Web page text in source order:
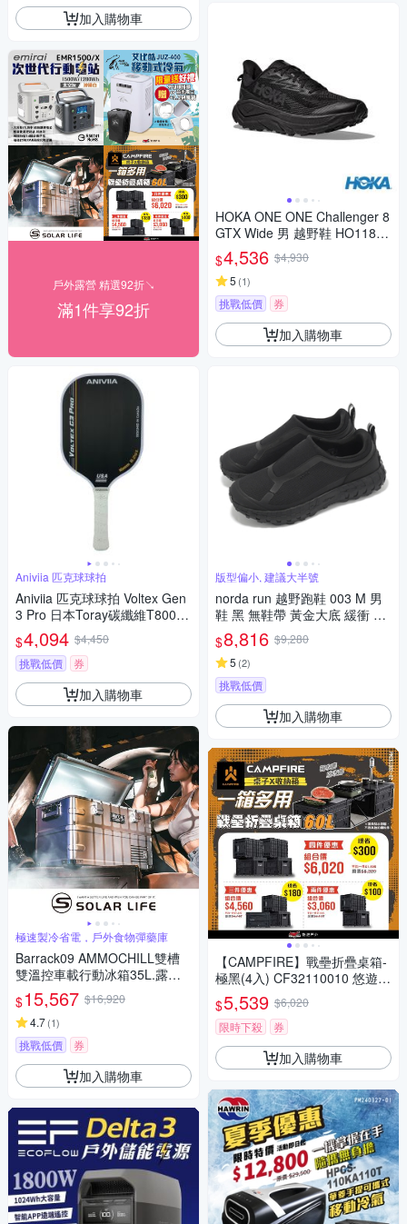
加入購物車
戶外露營 精選92折↘
滿1件享92折
Aniviia 匹克球球拍
Aniviia 匹克球球拍 Voltex Gen
3 Pro 日本Toray碳纖維T800s
附拍套
$4,094 $4,450
挑戰低價
券
加入購物車
極速製冷省電，戶外食物彈藥庫
Barrack09 AMMOCHILL雙槽
雙溫控車載行動冰箱35L.露營
車用冰箱 車載電冰箱 冷凍壓縮
機 家用汽車冰箱 戶外移動冰箱
$15,567 $16,920
4.7(1)
挑戰低價 券
加入購物車
HOKA ONE ONE Challenger 8
GTX Wide 男 越野鞋 HO11808
11BBNB
$4,536 $4,930
5 (1)
挑戰低價 券
加入購物車
版型偏小, 建議大半號
norda run 越野跑鞋 003 M 男
鞋 黑 無鞋帶 黃金大底 緩衝 抓
地 支撐 戶外 反光 運動鞋 003
MBLK
$8,816 $9,280
5 (2)
挑戰低價
加入購物車
【CAMPFIRE】戰壘折疊桌箱-
極黑(4入) CF32110010 悠遊戶
外
$5,539 $6,020
限時下殺
券
加入購物車